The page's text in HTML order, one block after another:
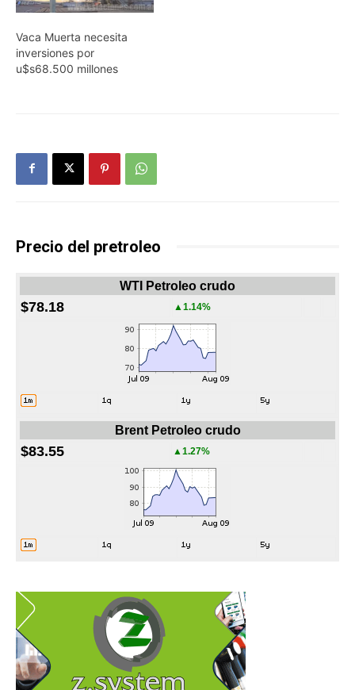
Vaca Muerta necesita
inversiones por
u$s68.500 millones
Precio del pretroleo
WTI Petroleo crudo
$78.18 ▲1.14%
Brent Petroleo crudo
$83.55 ▲1.27%